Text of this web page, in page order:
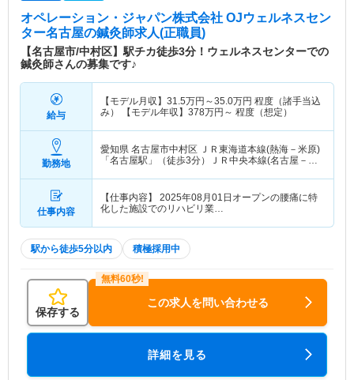
オペレーション・ジャパン株式会社 OJウェルネスセン
ター名古屋の鍼灸師求人(正職員)
【名古屋市/中村区】駅チカ徒歩3分！ウェルネスセンターでの
鍼灸師さんの募集です♪
給与
【モデル月収】 31.5万円～35.0万円 程度（諸手当込
み） 【モデル年収】 378万円～ 程度（想定）
勤務地
愛知県 名古屋市中村区 ＪＲ東海道本線(熱海－米原)
「名古屋駅」（徒歩3分）ＪＲ中央本線(名古屋－塩
仕事内容
【仕事内容】 2025年08月01日オープンの腰痛に特
化した施設でのリハビリ業…
駅から徒歩5分以内 積極採用中
保存する
この求人を問い合わせる
詳細を見る